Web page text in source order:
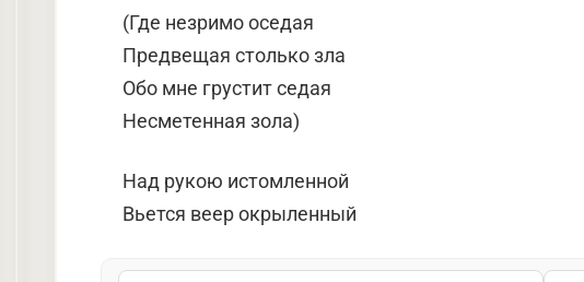
(Где незримо оседая
Предвещая столько зла
Обо мне грустит седая
Несметенная зола)
Над рукою истомленной
Вьется веер окрыленный